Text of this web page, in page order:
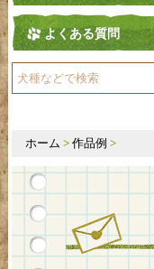
よくある質問
ホーム > 作品例 >